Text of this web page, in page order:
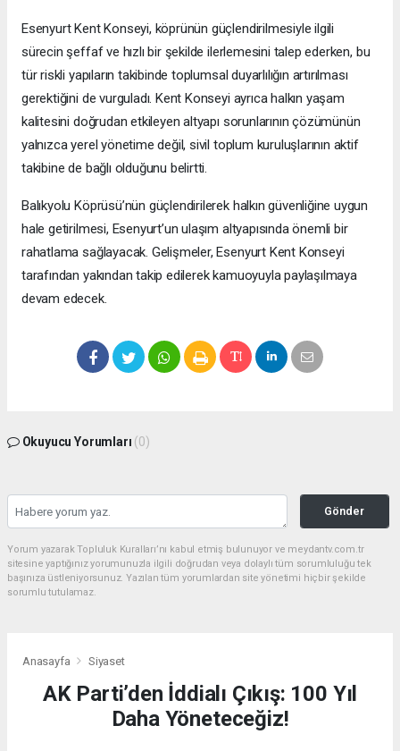
Esenyurt Kent Konseyi, köprünün güçlendirilmesiyle ilgili
sürecin şeffaf ve hızlı bir şekilde ilerlemesini talep ederken, bu
tür riskli yapıların takibinde toplumsal duyarlılığın artırılması
gerektiğini de vurguladı. Kent Konseyi ayrıca halkın yaşam
kalitesini doğrudan etkileyen altyapı sorunlarının çözümünün
yalnızca yerel yönetime değil, sivil toplum kuruluşlarının aktif
takibine de bağlı olduğunu belirtti.
Balıkyolu Köprüsü’nün güçlendirilerek halkın güvenliğine uygun
hale getirilmesi, Esenyurt’un ulaşım altyapısında önemli bir
rahatlama sağlayacak. Gelişmeler, Esenyurt Kent Konseyi
tarafından yakından takip edilerek kamuoyuyla paylaşılmaya
devam edecek.
Okuyucu Yorumları (0)
Gönder
Yorum yazarak Topluluk Kuralları’nı kabul etmiş bulunuyor ve meydantv.com.tr
sitesine yaptığınız yorumunuzla ilgili doğrudan veya dolaylı tüm sorumluluğu tek
başınıza üstleniyorsunuz. Yazılan tüm yorumlardan site yönetimi hiçbir şekilde
sorumlu tutulamaz.
Anasayfa Siyaset
AK Parti’den İddialı Çıkış: 100 Yıl
Daha Yöneteceğiz!